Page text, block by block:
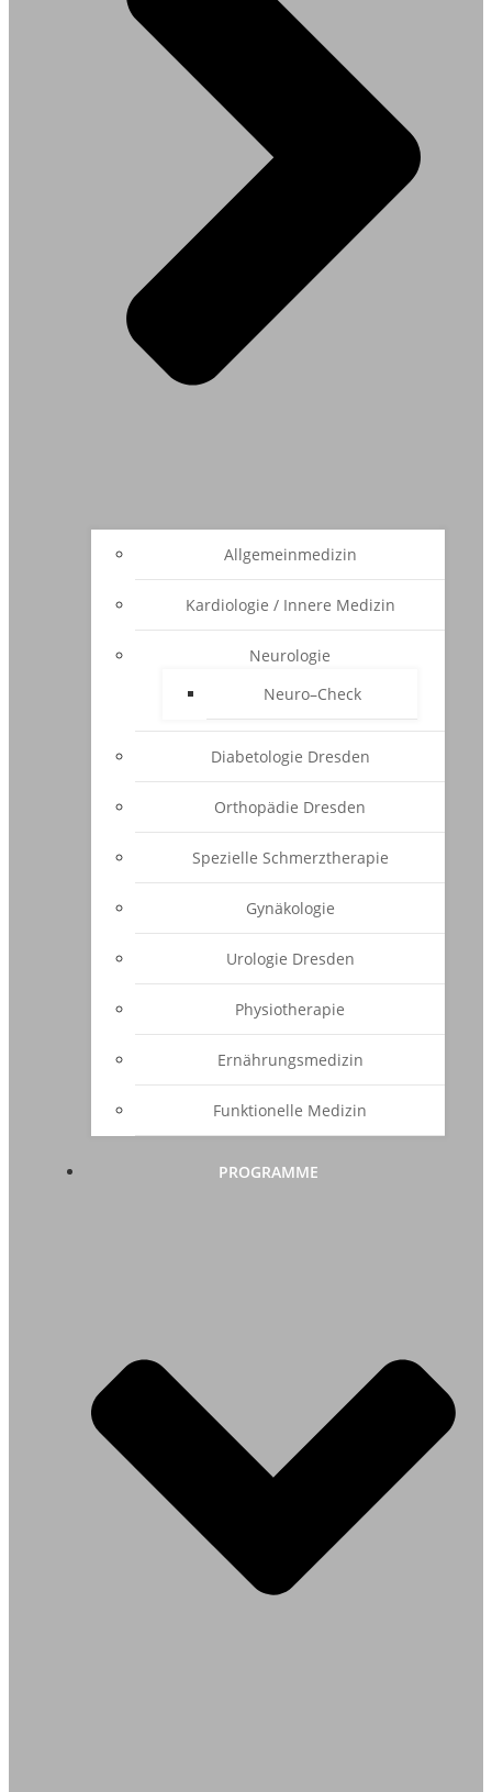
Allgemeinmedizin
Kardiologie / Innere Medizin
Neurologie
Neuro–Check
Diabetologie Dresden
Orthopädie Dresden
Spezielle Schmerztherapie
Gynäkologie
Urologie Dresden
Physiotherapie
Ernährungsmedizin
Funktionelle Medizin
PROGRAMME